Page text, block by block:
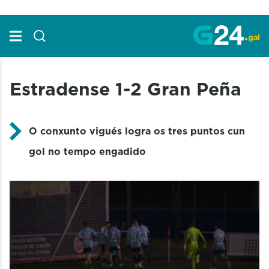
Estradense 1-2 Gran Peña
O conxunto vigués logra os tres puntos cun
gol no tempo engadido